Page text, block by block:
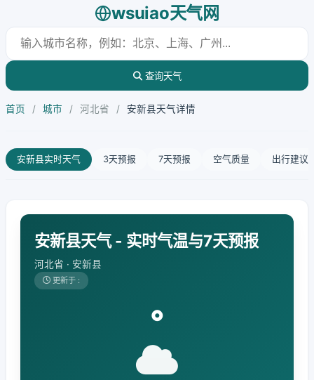
wsuiao天气网
查询天气
首页 / 城市 / 河北省 / 安新县天气详情
安新县实时天气 3天预报 7天预报 空气质量 出行建议
安新县天气 - 实时气温与7天预报
河北省 · 安新县
更新于 :
°